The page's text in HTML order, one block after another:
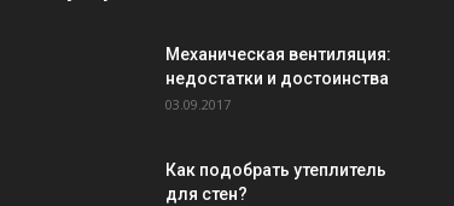
Механическая вентиляция:
недостатки и достоинства
03.09.2017
Как подобрать утеплитель
для стен?